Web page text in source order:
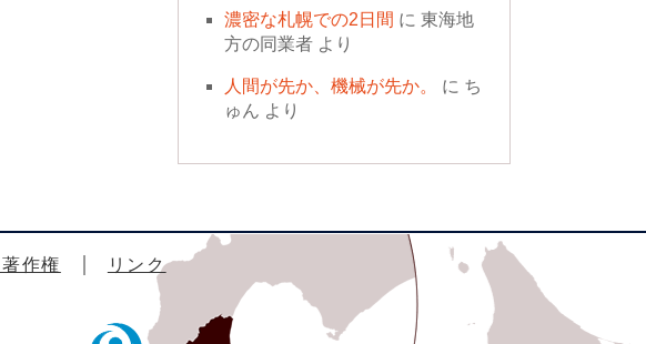
濃密な札幌での2日間 に 東海地
方の同業者より
人間が先か、機械が先か。 に ち
ゅん より
作権 リンク